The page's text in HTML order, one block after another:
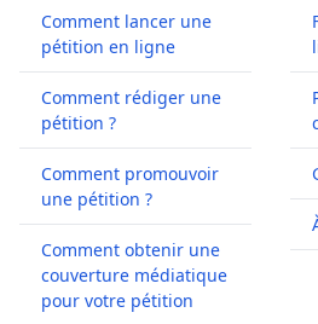
Comment lancer une
pétition en ligne
Comment rédiger une
pétition ?
Comment promouvoir
une pétition ?
Comment obtenir une
couverture médiatique
pour votre pétition